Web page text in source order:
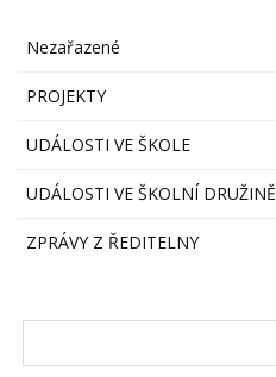
Nezařazené
PROJEKTY
UDÁLOSTI VE ŠKOLE
UDÁLOSTI VE ŠKOLNÍ DRUŽINĚ
ZPRÁVY Z ŘEDITELNY